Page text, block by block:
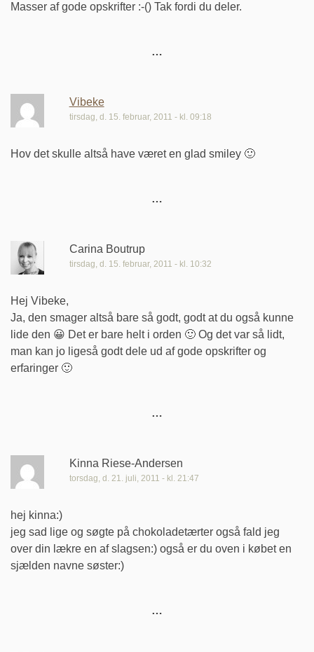
Masser af gode opskrifter :-() Tak fordi du deler.
Vibeke
tirsdag, d. 15. februar, 2011 - kl. 09:18
Hov det skulle altså have været en glad smiley 🙂
Carina Boutrup
tirsdag, d. 15. februar, 2011 - kl. 10:32
Hej Vibeke,
Ja, den smager altså bare så godt, godt at du også kunne
lide den 😀 Det er bare helt i orden 🙂 Og det var så lidt,
man kan jo ligeså godt dele ud af gode opskrifter og
erfaringer 🙂
Kinna Riese-Andersen
torsdag, d. 21. juli, 2011 - kl. 21:47
hej kinna:)
jeg sad lige og søgte på chokoladetærter også fald jeg
over din lækre en af slagsen:) også er du oven i købet en
sjælden navne søster:)